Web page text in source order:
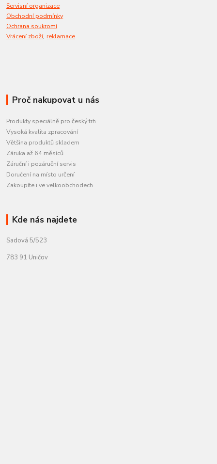
Servisní organizace
Obchodní podmínky
Ochrana soukromí
Vrácení zboží,reklamace
Proč nakupovat u nás
Produkty speciálně pro český trh
Vysoká kvalita zpracování
Většina produktů skladem
Záruka až 64 měsíců
Záruční i pozáruční servis
Doručení na místo určení
Zakoupíte i ve velkoobchodech
Kde nás najdete
Sadová 5/523
783 91 Uničov